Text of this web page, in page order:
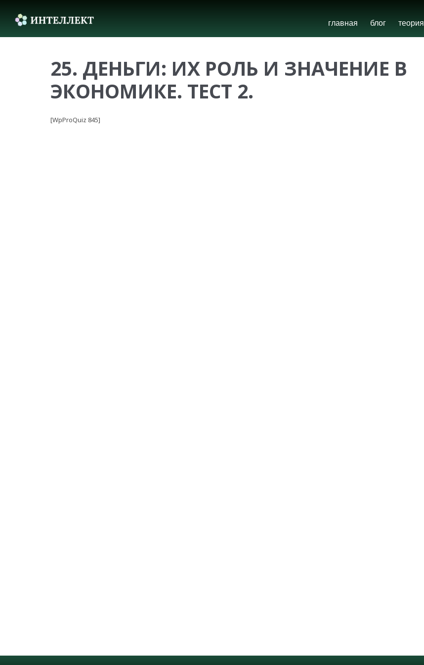
главная блог теория
25. ДЕНЬГИ: ИХ РОЛЬ И ЗНАЧЕНИЕ В
ЭКОНОМИКЕ. ТЕСТ 2.
[WpProQuiz 845]